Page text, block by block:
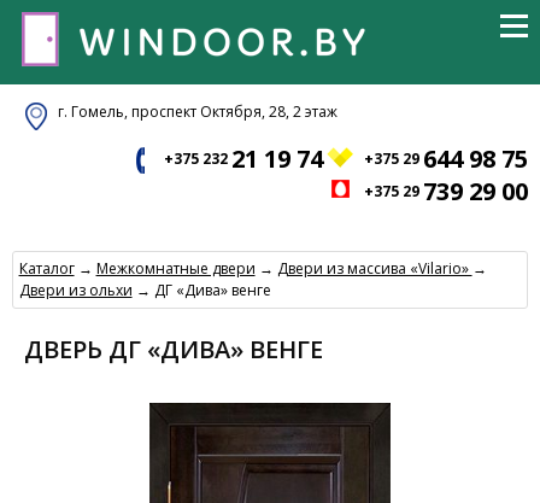
г. Гомель, проспект Октября, 28, 2 этаж
+375 232 21 19 74 +375 29 644 98 75
+375 29 739 29 00
Каталог→ Межкомнатные двери → Двери из массива «Vilario» →
Двери из ольхи → ДГ «Дива» венге
ДВЕРЬ ДГ «ДИВА» ВЕНГЕ